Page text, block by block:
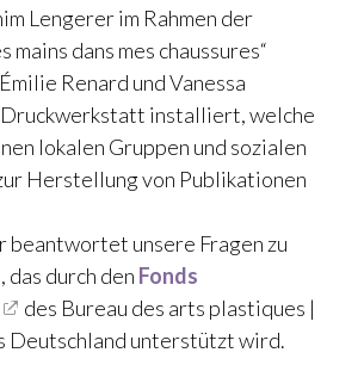
Lengerer im Rahmen der
mains dans mes chaussures“
Renard und Vanessa
Druckwerkstatt installiert, welche
lokalen Gruppen und sozialen
Herstellung von Publikationen
beantwortet unsere Fragen zu
durch den Fonds
des Bureau des arts plastiques |
Deutschland unterstützt wird.